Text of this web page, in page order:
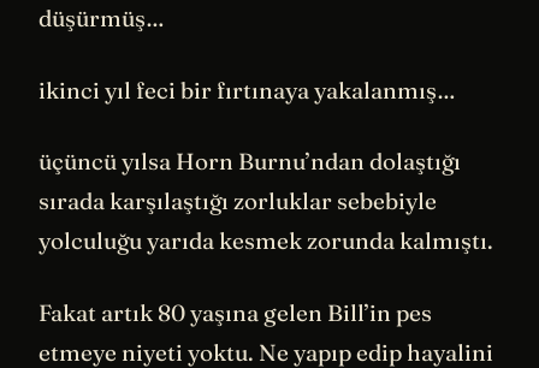
düşürmüş…
ikinci yıl feci bir fırtınaya yakalanmış…
üçüncü yılsa Horn Burnu’ndan dolaştığı
sırada karşılaştığı zorluklar sebebiyle
yolculuğu yarıda kesmek zorunda kalmıştı.
Fakat artık 80 yaşına gelen Bill’in pes
etmeye niyeti yoktu. Ne yapıp edip hayalini